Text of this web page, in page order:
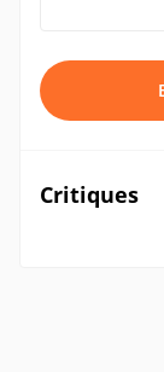
Critiques